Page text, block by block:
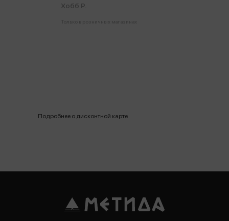
Хобб Р.
Подробнее о дисконтной карте